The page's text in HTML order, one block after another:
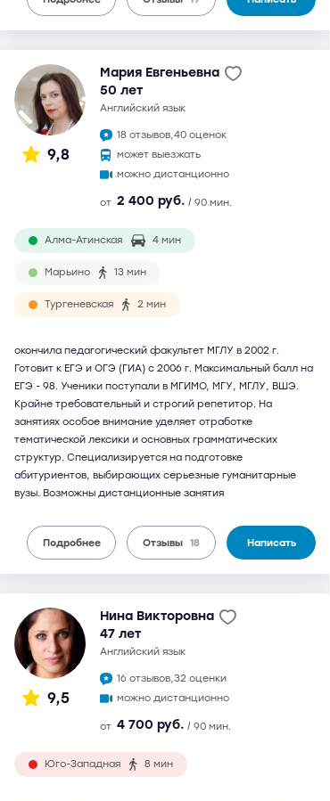
9,8
Мария Евгеньевна
50 лет
английский язык
18 отзывов,40 оценок
может выезжать
можно дистанционно
от 2 400 руб. / 90 мин.
Алма-Атинская 4 мин
Марьино 13 мин
Тургеневская 2 мин
окончила педагогический факультет МГЛУ в 2002 г.
Готовит к ЕГЭ и ОГЭ (ГИА) с 2006 г. Максимальный балл на
ЕГЭ - 98. Ученики поступали в МГИМО, МГУ, МГЛУ, ВШЭ.
Крайне требовательный и строгий репетитор. На
занятиях особое внимание уделяет отработке
тематической лексики и основных грамматических
структур. Специализируется на подготовке
абитуриентов, выбирающих серьезные гуманитарные
вузы. Возможны дистанционные занятия
Подробнее Отзывы 18 Написать
9,5
Нина Викторовна
47 лет
английский язык
16 отзывов,32 оценки
можно дистанционно
от 4 700 руб. / 90 мин.
Юго-Западная 8 мин